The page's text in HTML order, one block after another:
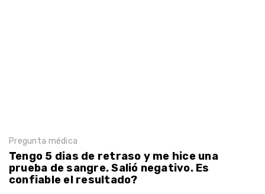
Pregunta médica
Tengo 5 dias de retraso y me hice una
prueba de sangre. Salió negativo. Es
confiable el resultado?